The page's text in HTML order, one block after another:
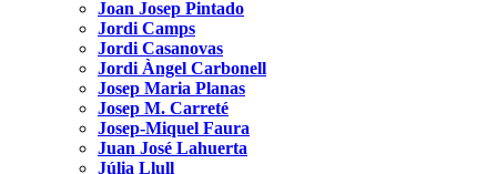
Joan Josep Pintado
Jordi Camps
Jordi Casanovas
Jordi Àngel Carbonell
Josep Maria Planas
Josep M. Carreté
Josep-Miquel Faura
Juan José Lahuerta
Júlia Llull